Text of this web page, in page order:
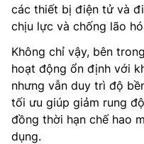
các thiết bị điện tử và
chịu lực và chống lão
Không chỉ vậy, bên
hoạt động ổn định với
nhưng vẫn duy trì độ
tối ưu giúp giảm rung
đồng thời hạn chế hao
dụng.